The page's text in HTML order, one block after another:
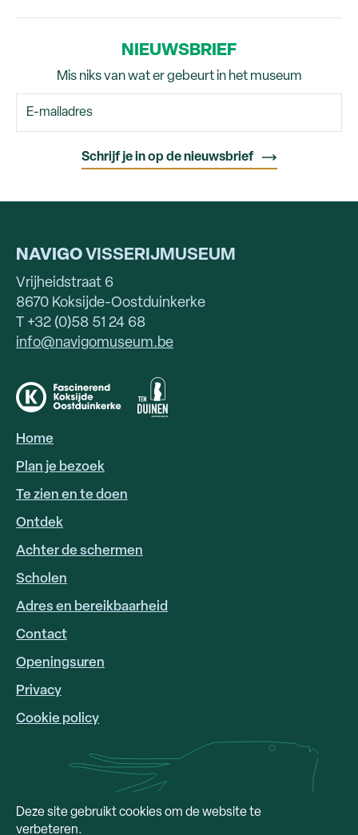
NIEUWSBRIEF
Mis niks van wat er gebeurt in het museum
NAVIGO VISSERIJMUSEUM
Vrijheidstraat 6
8670 Koksijde-Oostduinkerke
T +32 (0)58 51 24 68
info@navigomuseum.be
HOOFDNAVIGATIE
Home
Plan je bezoek
Te zien en te doen
Ontdek
Achter de schermen
Scholen
Deze site gebruikt cookies om de website te
verbeteren.
FOOTER
LINKS
Adres en bereikbaarheid
Contact
Openingsuren
Privacy
Cookie policy